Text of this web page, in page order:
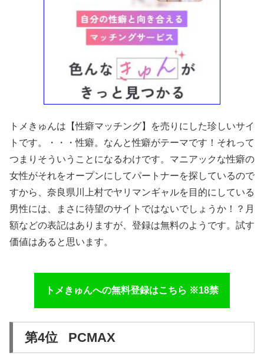
トメきゅんは【性癖マッチング】を売りにした珍しいサイ
トです。・・・性癖。なんと性癖がテーマです！それって
つまりそういうことになるわけです。マニアックな性癖の
女性がそれをオープンにしてパートナーを探しているので
すから、奈良県川上村でヤリマンギャルを目的にしている
男性には、まさに待望のサイトではないでしょうか！？月
額などの表記はありますが、登録は無料のようです。試す
価値はあると思います。
トメきゅんへの無料登録はこちら ※18禁
第4位 PCMAX